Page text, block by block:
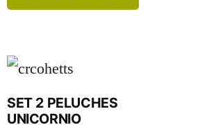
SET 2 PELUCHES
UNICORNIO